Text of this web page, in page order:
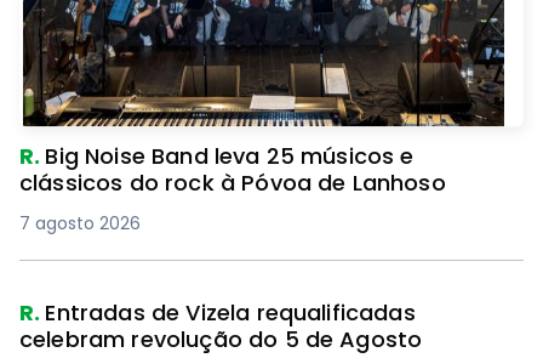
R. Big Noise Band leva 25 músicos e
clássicos do rock à Póvoa de Lanhoso
7 agosto 2026
R. Entradas de Vizela requalificadas
celebram revolução do 5 de Agosto